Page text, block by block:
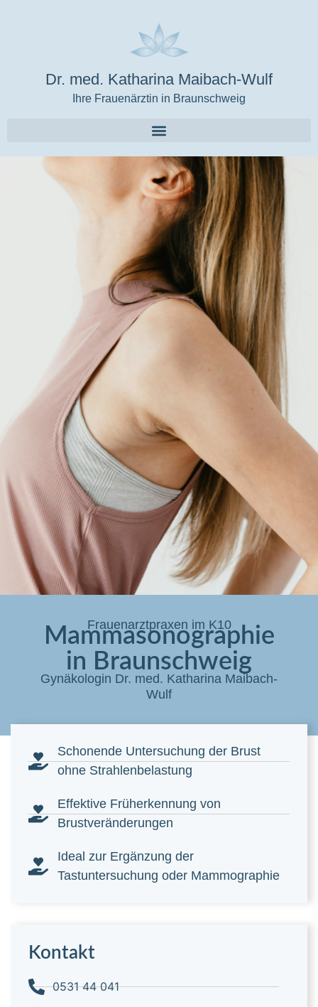
Dr. med. Katharina Maibach-Wulf
Ihre Frauenärztin in Braunschweig
Mammasonographie
Frauenarztpraxen im K10
Mammasonographie
in Braunschweig
Gynäkologin Dr. med. Katharina Maibach-
Wulf
Schonende Untersuchung der Brust
ohne Strahlenbelastung
Effektive Früherkennung von
Brustveränderungen
Ideal zur Ergänzung der
Tastuntersuchung oder Mammographie
Kontakt
0531 44 041